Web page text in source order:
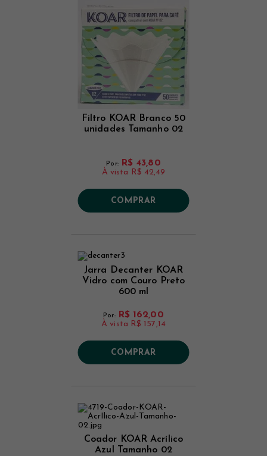
Filtro KOAR Branco 50
unidades Tamanho 02
Por: R$ 43,80
À vista R$ 42,49
COMPRAR
Jarra Decanter KOAR
Vidro com Couro Preto
600 ml
Por: R$ 162,00
À vista R$ 157,14
COMPRAR
Coador KOAR Acrílico
Azul Tamanho 02